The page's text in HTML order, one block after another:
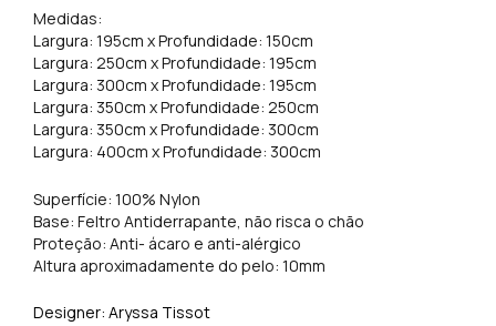
Medidas:
Largura: 195cm x Profundidade: 150cm
Largura: 250cm x Profundidade: 195cm
Largura: 300cm x Profundidade: 195cm
Largura: 350cm x Profundidade: 250cm
Largura: 350cm x Profundidade: 300cm
Largura: 400cm x Profundidade: 300cm
Superfície: 100% Nylon
Base: Feltro Antiderrapante, não risca o chão
Proteção: Anti- ácaro e anti-alérgico
Altura aproximadamente do pelo: 10mm
Designer: Aryssa Tissot